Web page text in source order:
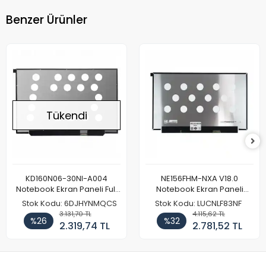
Benzer Ürünler
Tükendi
KD160N06-30NI-A004
Notebook Ekran Paneli Full
HD
Stok Kodu: 6DJHYNMQCS
%26
3.131,70 TL
2.319,74 TL
NE156FHM-NXA V18.0
Notebook Ekran Paneli
144Hz
Stok Kodu: LUCNLF83NF
%32
4.115,62 TL
2.781,52 TL